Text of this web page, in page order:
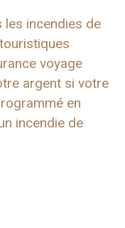
les incendies de
voyage
argent si votre
en
incendie de